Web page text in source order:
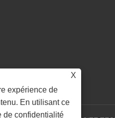
X
expérience de
En utilisant ce
de confidentialité